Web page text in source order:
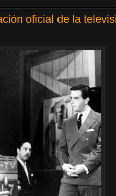
oficial de la